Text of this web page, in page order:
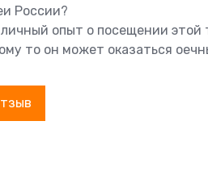
России?
личный опыт о посещении
то он может оказаться